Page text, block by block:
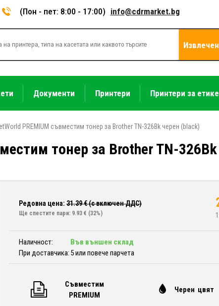
(Пон - пет: 8:00 - 17:00) info@cdrmarket.bg
Документи Принтери Принтери за
PREMIUM съвместим тонер за Brother TN-326Bk черен (black)
тонер за Brother TN-
Редовна цена: 31.39€ (с включен ДДС)
Ще спестите пари: 9.93 € (32%)
Наличност:
Във външен склад
При доставчика: 5 или повече парчета
Съвместим
PREMIUM
Черен цвят